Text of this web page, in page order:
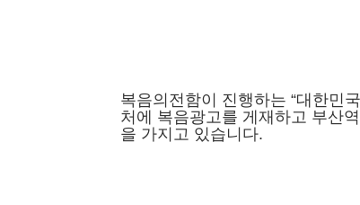
복음의전함이 진행하는 “대한민
처에 복음광고를 게재하고 부산
을 가지고 있습니다.